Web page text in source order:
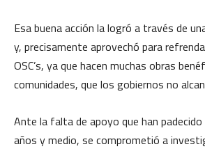
Esa buena acción la logró a través de
y, precisamente aprovechó para
OSC’s, ya que hacen muchas obras
comunidades, que los gobiernos no
Ante la falta de apoyo que han
años y medio, se comprometió a